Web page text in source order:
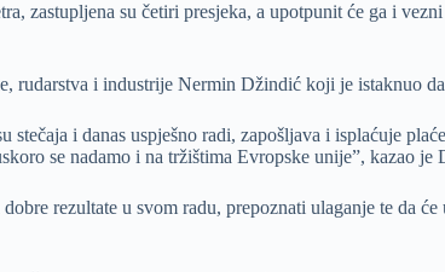
zastupljena su četiri presjeka, a upotpunit će ga i
rudarstva i industrije Nermin Džindić koji je istaknuo
i danas uspješno radi, zapošljava i isplaćuje
se nadamo i na tržištima Evropske unije”, kazao je
rezultate u svom radu, prepoznati ulaganje te da